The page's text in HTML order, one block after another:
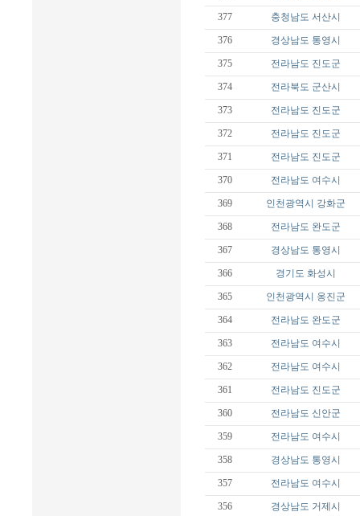
377 충청남도 서산시
376 경상남도 통영시
375 전라남도 진도군
374 전라북도 군산시
373 전라남도 진도군
372 전라남도 진도군
371 전라남도 진도군
370 전라남도 여수시
369 인천광역시 강화군
368 전라남도 완도군
367 경상남도 통영시
366 경기도 화성시
365 인천광역시 옹진군
364 전라남도 완도군
363 전라남도 여수시
362 전라남도 여수시
361 전라남도 진도군
360 전라남도 신안군
359 전라남도 여수시
358 경상남도 통영시
357 전라남도 여수시
356 경상남도 거제시